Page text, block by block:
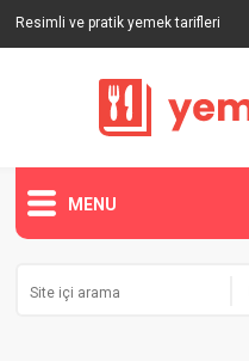
Resimli ve pratik yemek tarifleri
MENU